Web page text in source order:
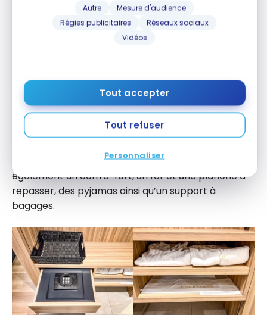
Autre
Mesure d'audience
Régies publicitaires
Réseaux sociaux
Vidéos
Tout accepter
Tout refuser
Personnaliser
équipements de la chambre comprenaient
également un coffre-fort, un fer et une planche à
repasser, des pyjamas ainsi qu’un support à
bagages.